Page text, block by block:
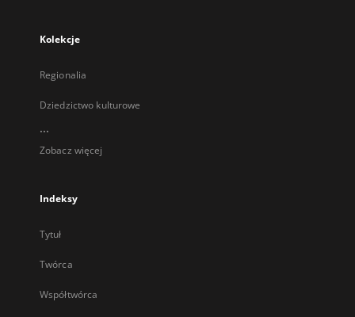
Kolekcje
Regionalia
Dziedzictwo kulturowe
...
Zobacz więcej
Indeksy
Tytuł
Twórca
Współtwórca